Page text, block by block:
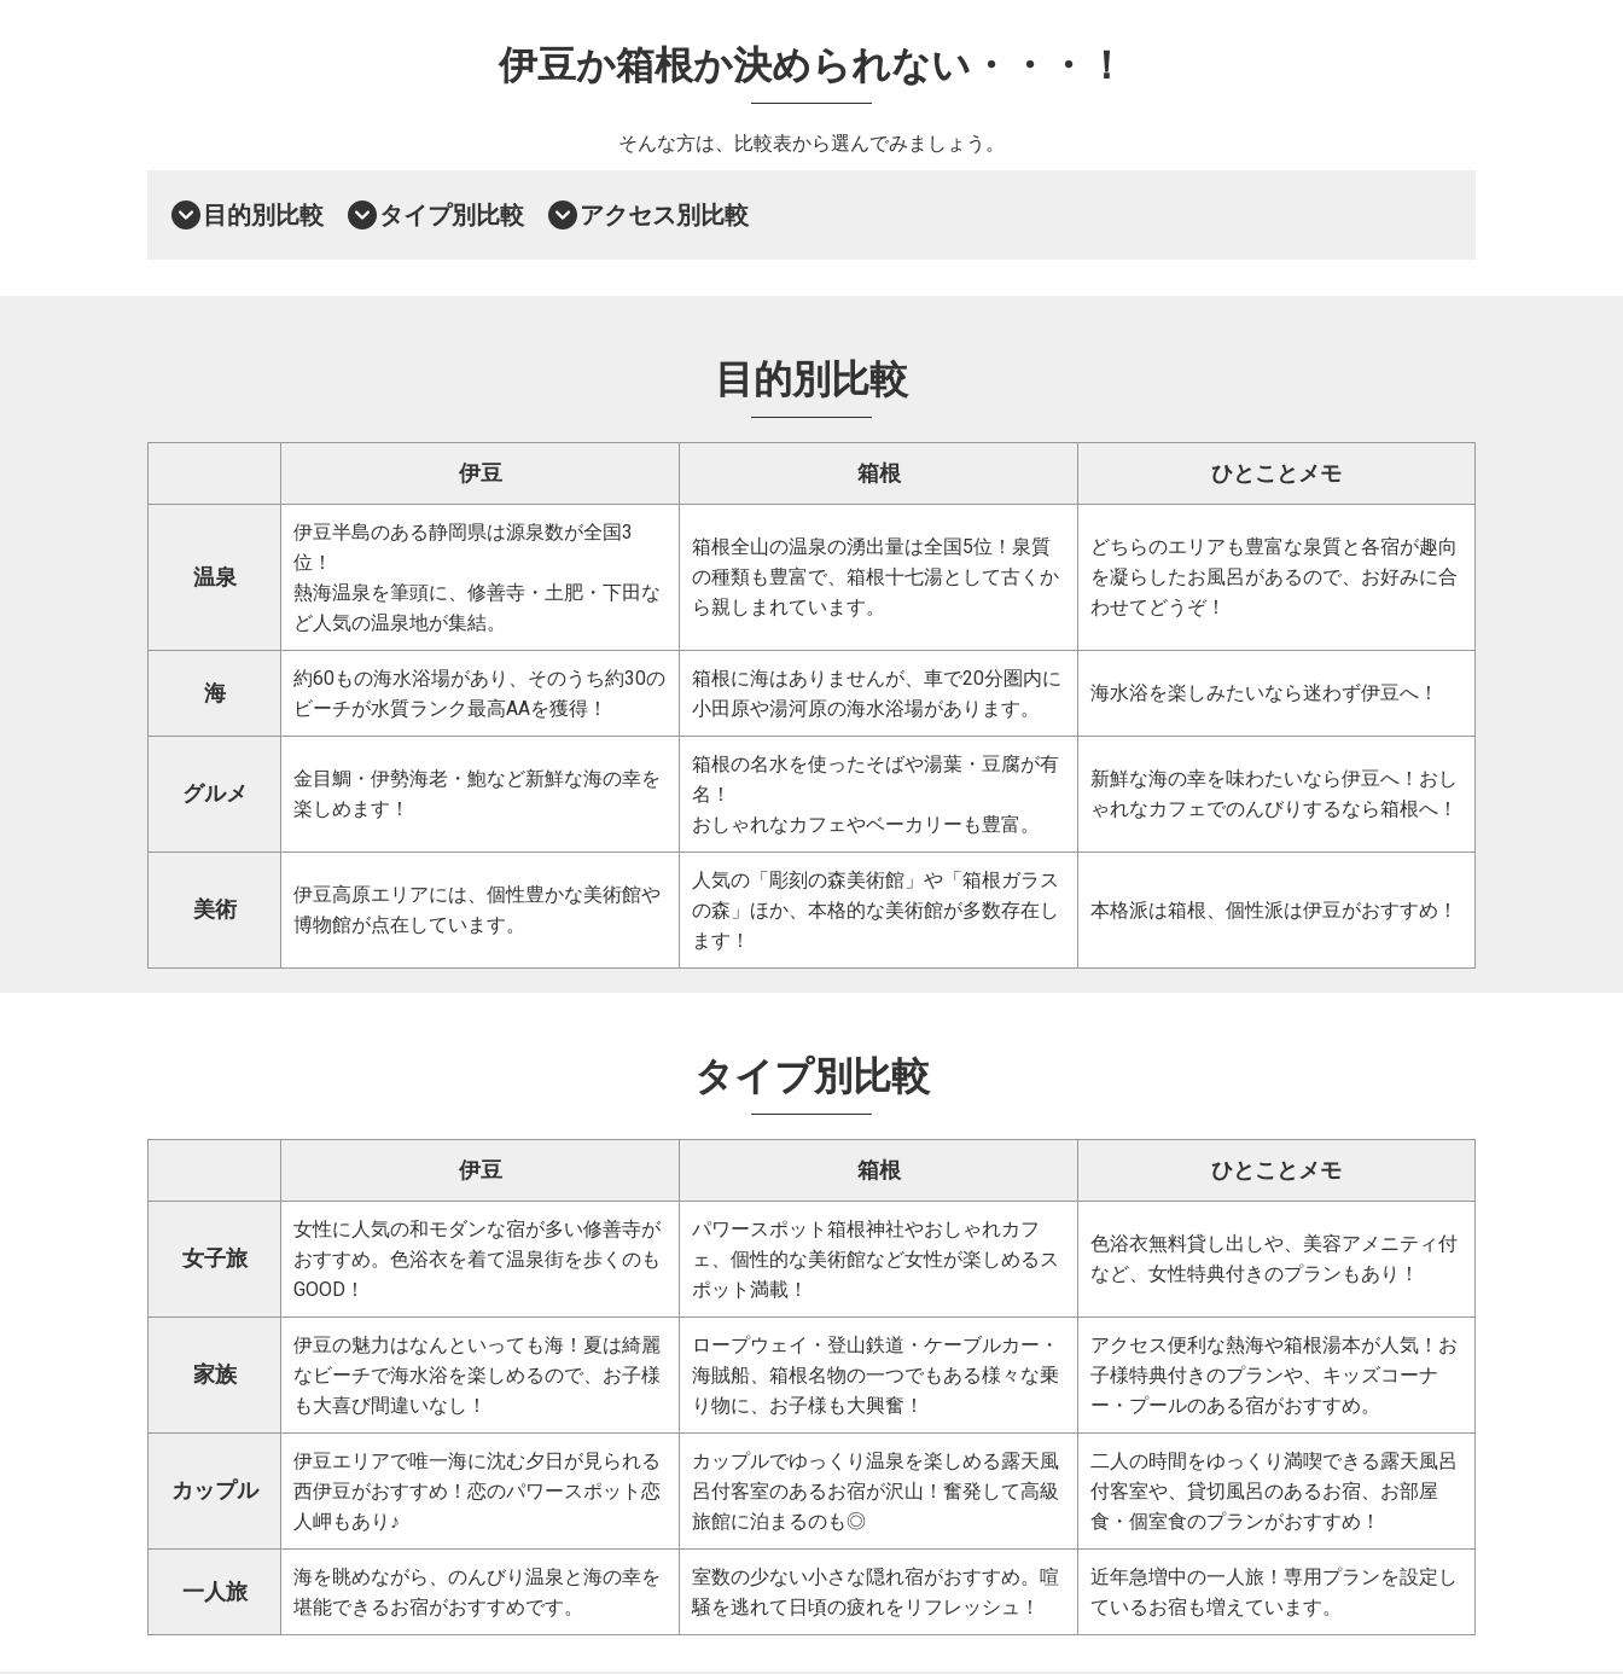
伊豆か箱根か決められない・・・！
そんな方は、比較表から選んでみましょう。
目的別比較 タイプ別比較 アクセス別比較
目的別比較
伊豆 箱根 ひとことメモ
温泉
伊豆半島のある静岡県は源泉数が全国3
位！
熱海温泉を筆頭に、修善寺・土肥・下田な
ど人気の温泉地が集結。
箱根全山の温泉の湧出量は全国5位！泉質
の種類も豊富で、箱根十七湯として古くか
ら親しまれています。
どちらのエリアも豊富な泉質と各宿が趣向
を凝らしたお風呂があるので、お好みに合
わせてどうぞ！
海
約60もの海水浴場があり、そのうち約30の
ビーチが水質ランク最高AAを獲得！
箱根に海はありませんが、車で20分圏内に
小田原や湯河原の海水浴場があります。
海水浴を楽しみたいなら迷わず伊豆へ！
グルメ
金目鯛・伊勢海老・鮑など新鮮な海の幸を
楽しめます！
箱根の名水を使ったそばや湯葉・豆腐が有
名！
おしゃれなカフェやベーカリーも豊富。
新鮮な海の幸を味わたいなら伊豆へ！おし
ゃれなカフェでのんびりするなら箱根へ！
美術
伊豆高原エリアには、個性豊かな美術館や
博物館が点在しています。
人気の「彫刻の森美術館」や「箱根ガラス
の森」ほか、本格的な美術館が多数存在し
ます！
本格派は箱根、個性派は伊豆がおすすめ！
タイプ別比較
伊豆 箱根 ひとことメモ
女子旅
女性に人気の和モダンな宿が多い修善寺が
おすすめ。色浴衣を着て温泉街を歩くのも
GOOD！
パワースポット箱根神社やおしゃれカフ
ェ、個性的な美術館など女性が楽しめるス
ポット満載！
色浴衣無料貸し出しや、美容アメニティ付
など、女性特典付きのプランもあり！
家族
伊豆の魅力はなんといっても海！夏は綺麗
なビーチで海水浴を楽しめるので、お子様
も大喜び間違いなし！
ロープウェイ・登山鉄道・ケーブルカー・
海賊船、箱根名物の一つでもある様々な乗
り物に、お子様も大興奮！
アクセス便利な熱海や箱根湯本が人気！お
子様特典付きのプランや、キッズコーナ
ー・プールのある宿がおすすめ。
カップル
伊豆エリアで唯一海に沈む夕日が見られる
西伊豆がおすすめ！恋のパワースポット恋
人岬もあり♪
カップルでゆっくり温泉を楽しめる露天風
呂付客室のあるお宿が沢山！奮発して高級
旅館に泊まるのも◎
二人の時間をゆっくり満喫できる露天風呂
付客室や、貸切風呂のあるお宿、お部屋
食・個室食のプランがおすすめ！
一人旅
海を眺めながら、のんびり温泉と海の幸を
堪能できるお宿がおすすめです。
室数の少ない小さな隠れ宿がおすすめ。喧
騒を逃れて日頃の疲れをリフレッシュ！
近年急増中の一人旅！専用プランを設定し
ているお宿も増えています。